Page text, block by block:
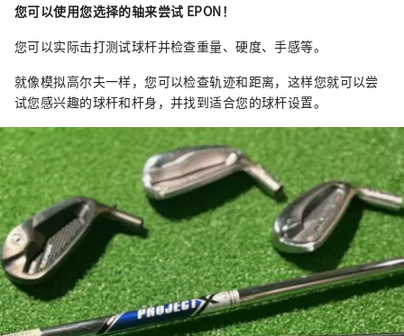
您可以使用您选择的轴来尝试 EPON！
您可以实际击打测试球杆并检查重量、硬度、手感等。
就像模拟高尔夫一样，您可以检查轨迹和距离，这样您就可以尝
试您感兴趣的球杆和杆身，并找到适合您的球杆设置。